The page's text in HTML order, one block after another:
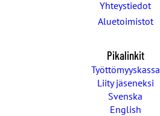
Yhteystiedot
Aluetoimistot
Pikalinkit
Työttömyyskassa
Liity jäseneksi
Svenska
English